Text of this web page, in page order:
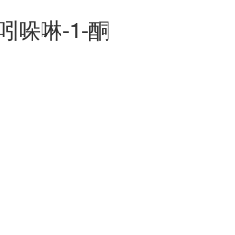
哚啉-1-酮